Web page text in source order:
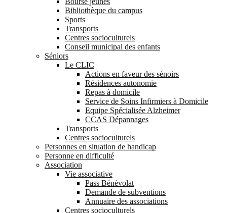
Bibliothèque du campus
Sports
Transports
Centres socioculturels
Conseil municipal des enfants
Séniors
Le CLIC
Actions en faveur des sénoirs
Résidences autonomie
Repas à domicile
Service de Soins Infirmiers à Domicile
Equipe Spécialisée Alzheimer
CCAS Dépannages
Transports
Centres socioculturels
Personnes en situation de handicap
Personne en difficulté
Association
Vie associative
Pass Bénévolat
Demande de subventions
Annuaire des associations
Centres socioculturels